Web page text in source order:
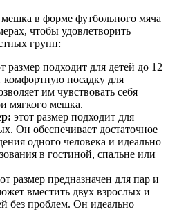
в форме футбольного мяча
чтобы удовлетворить
групп:
размер подходит для детей до 12
комфортную посадку для
им чувствовать себя
мягкого мешка.
этот размер подходит для
Он обеспечивает достаточное
одного человека и идеально
в гостиной, спальне или
размер предназначен для пар и
вместить двух взрослых и
без проблем. Он идеально